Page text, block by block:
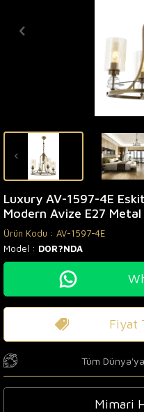
Luxury AV-1597-4E
Modern Avize E27
Ürün Kodu : AV-1597-4E
Model : DOR?NDA
Fiyat
Tüm
Mimari